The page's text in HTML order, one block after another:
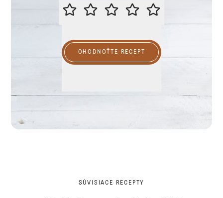
PROSÍME VÁS O OHODNOTENIE
OHODNOŤTE RECEPT
SÚVISIACE RECEPTY